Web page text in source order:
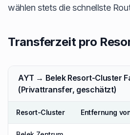
wählen stets die schnellste
Transferzeit pro
AYT → Belek Resort-Cluster
(Privattransfer, geschätzt)
Resort-Cluster Entfernung